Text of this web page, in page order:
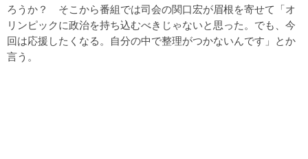
ろうか？ そこから番組では司会の関口宏が眉根を寄せて「オ
リンピックに政治を持ち込むべきじゃないと思った。でも、今
回は応援したくなる。自分の中で整理がつかないんです」とか
言う。